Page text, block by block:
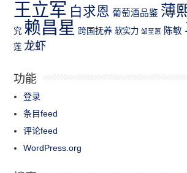
王立军 白求恩 葡萄酒品鉴 薄
究 赖昌星 跨国抚养 软实力 邹至蕙 陈敏
莲 龙虾
功能
登录
条目feed
评论feed
WordPress.org